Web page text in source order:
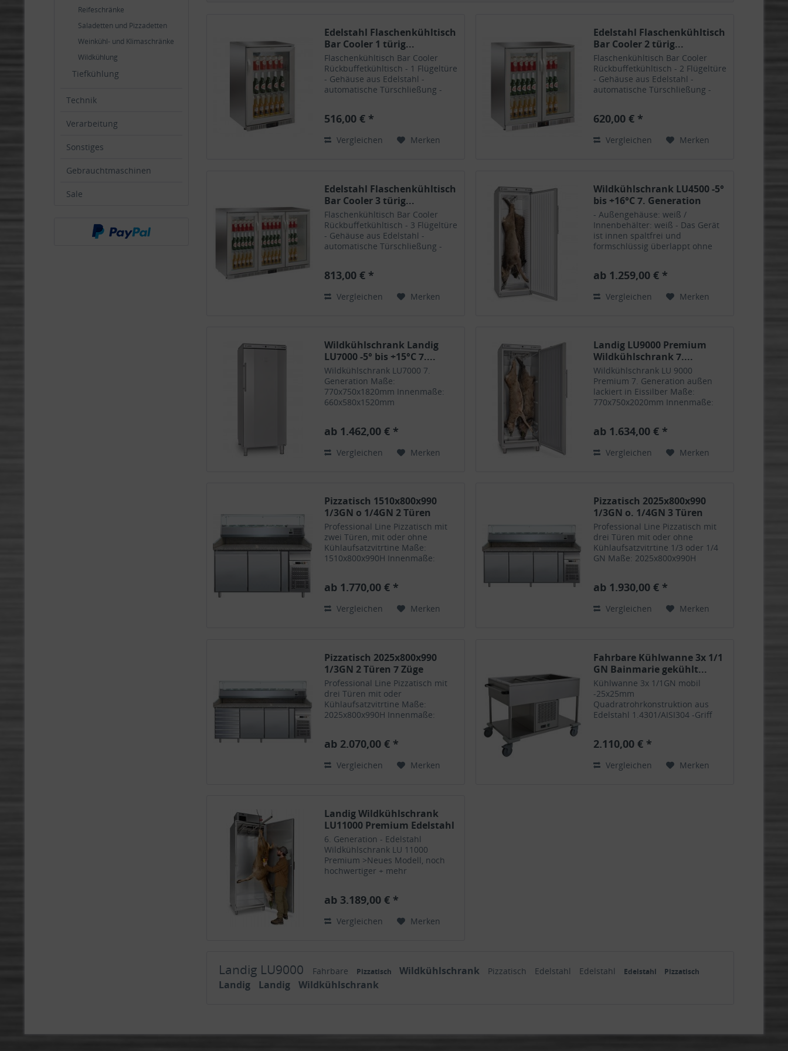
Reifeschränke
Saladetten und Pizzadetten
Weinkühl- und Klimaschränke
Wildkühlung
Tiefkühlung
Technik
Verarbeitung
Sonstiges
Gebrauchtmaschinen
Sale
Edelstahl Flaschenkühltisch
Bar Cooler 1 türig...
Flaschenkühltisch Bar Cooler
Rückbuffetkühltisch - 1 Flügeltüre
- Gehäuse aus Edelstahl -
automatische Türschließung -
Liter - Umluftkühlung -
+10°C - Spannung:...
516,00 € *
Vergleichen Merken
Edelstahl Flaschenkühltisch
Bar Cooler 2 türig...
Flaschenkühltisch Bar Cooler
Rückbuffetkühltisch - 2 Flügeltüre
- Gehäuse aus Edelstahl -
automatische Türschließung -
Liter - Umluftkühlung -
+10°C - Spannung:...
620,00 € *
Vergleichen Merken
Edelstahl Flaschenkühltisch
Bar Cooler 3 türig...
Flaschenkühltisch Bar Cooler
Rückbuffetkühltisch - 3 Flügeltüre
- Gehäuse aus Edelstahl -
automatische Türschließung -
Liter - Umluftkühlung -
+10°C - Spannung:...
813,00 € *
Vergleichen Merken
Wildkühlschrank LU4500 -5°
bis +16°C 7. Generation
- Außengehäuse: weiß /
Innenbehälter: weiß - Das Gerät
ist innen spaltfrei und
formschlüssig überlappt ohne
Stück Rehwild - Mit dem neuen
ab 1.259,00 € *
Vergleichen Merken
Wildkühlschrank Landig
LU7000 -5° bis +15°C 7....
Wildkühlschrank LU7000 7.
Generation Maße:
770x750x1820mm Innenmaße:
660x580x1520mm
Steuerung Spannung: 230V inkl.
Rohrbahn (2 Rohrbahnen,
ab 1.462,00 € *
Vergleichen Merken
Landig LU9000 Premium
Wildkühlschrank 7....
Wildkühlschrank LU 9000
Premium 7. Generation außen
lackiert in Eissilber Maße:
770x750x2020mm Innenmaße:
+15°C Spannung: 230V 740W
Umluftkühlung Elektronische
ab 1.634,00 € *
Vergleichen Merken
Pizzatisch 1510x800x990
1/3GN o 1/4GN 2 Türen
Professional Line Pizzatisch mit
zwei Türen, mit oder ohne
Kühlaufsatzvitrtine Maße:
1510x800x990H Innenmaße:
290 Liter Isolierung: 50mm
Temperaturbereich: +2°C...
ab 1.770,00 € *
Vergleichen Merken
Pizzatisch 2025x800x990
1/3GN o. 1/4GN 3 Türen
Professional Line Pizzatisch mit
drei Türen mit oder ohne
Kühlaufsatzvitrtine 1/3 oder 1/4
GN Maße: 2025x800x990H
Liter Nutzvolumen: 444 Liter
Umluftkühlung...
ab 1.930,00 € *
Vergleichen Merken
Pizzatisch 2025x800x990
1/3GN 2 Türen 7 Züge
Professional Line Pizzatisch mit
drei Türen mit oder
Kühlaufsatzvitrtine Maße:
2025x800x990H Innenmaße:
290 Liter Isolierung: 50mm
Temperaturbereich: +2°C bis...
ab 2.070,00 € *
Vergleichen Merken
Fahrbare Kühlwanne 3x 1/1
GN Bainmarie gekühlt...
Kühlwanne 3x 1/1GN mobil
-25x25mm
Quadratrohrkonstruktion aus
Edelstahl 1.4301/AISI304 -Griff
190mm tief für bis zu 150mm
enthalten) -Kondensatzablauf
2.110,00 € *
Vergleichen Merken
Landig Wildkühlschrank
LU11000 Premium Edelstahl
6. Generation - Edelstahl
Wildkühlschrank LU 11000
Premium >Neues Modell, noch
hochwertiger + mehr
Innenhöhe. Profi-Kühlmaschine
serienmäßig - Edelstahl...
ab 3.189,00 € *
Vergleichen Merken
Landig LU9000 Fahrbare Pizzatisch Wildkühlschrank Pizzatisch Edelstahl Edelstahl Edelstahl Pizzatisch
Landig Landig Wildkühlschrank